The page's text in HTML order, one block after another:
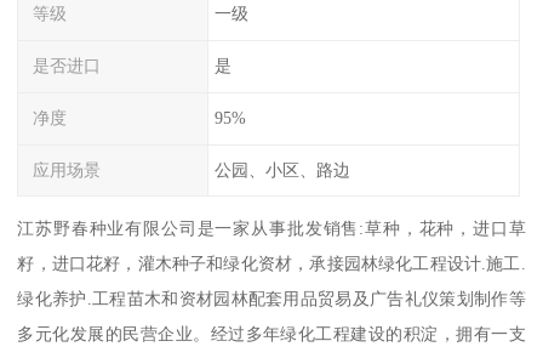
等级 一级
是否进口 是
净度 95%
应用场景 公园、小区、路边
江苏野春种业有限公司是一家从事批发销售:草种，花种，进口草
籽，进口花籽，灌木种子和绿化资材，承接园林绿化工程设计.施工.
绿化养护.工程苗木和资材园林配套用品贸易及广告礼仪策划制作等
多元化发展的民营企业。经过多年绿化工程建设的积淀，拥有一支